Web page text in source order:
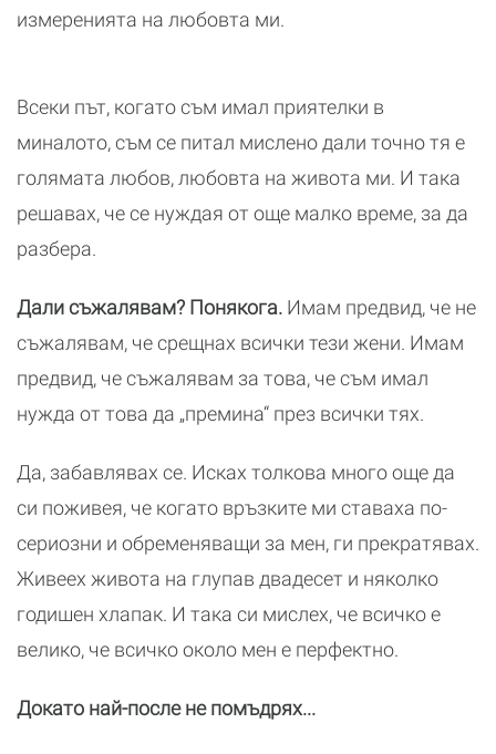
измеренията на любовта ми.
Всеки път, когато съм имал приятелки в
миналото, съм се питал мислено дали точно тя е
голямата любов, любовта на живота ми. И така
решавах, че се нуждая от още малко време, за да
разбера.
Дали съжалявам? Понякога. Имам предвид, че не
съжалявам, че срещнах всички тези жени. Имам
предвид, че съжалявам за това, че съм имал
нужда от това да „премина“ през всички тях.
Да, забавлявах се. Исках толкова много още да
си поживея, че когато връзките ми ставаха по-
сериозни и обременяващи за мен, ги прекратявах.
Живеех живота на глупав двадесет и няколко
годишен хлапак. И така си мислех, че всичко е
велико, че всичко около мен е перфектно.
Докато най-после не помъдрях...